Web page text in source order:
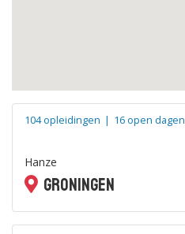
104 opleidingen | 16 open dagen
Hanze
Groningen